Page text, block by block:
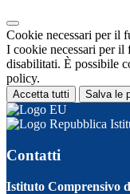
Cookie necessari per il
I cookie necessari per il
disabilitati. È possibile
policy.
Accetta tutti Salva le
Contatti
Istituto Comprensivo